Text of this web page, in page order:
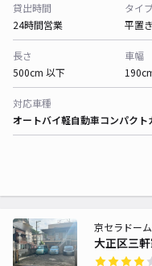
貸出時間
24時間営業
タイ
平置き
長さ
500cm 以下
車幅
対応車種
オートバイ軽自動車コンパクト
大正区三
京セラドー